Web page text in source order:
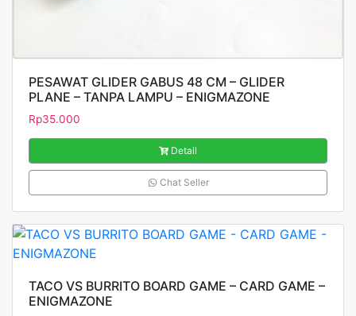
PESAWAT GLIDER GABUS 48 CM – GLIDER
PLANE – TANPA LAMPU – ENIGMAZONE
Rp35.000
Detail
Chat Seller
TACO VS BURRITO BOARD GAME – CARD GAME –
ENIGMAZONE